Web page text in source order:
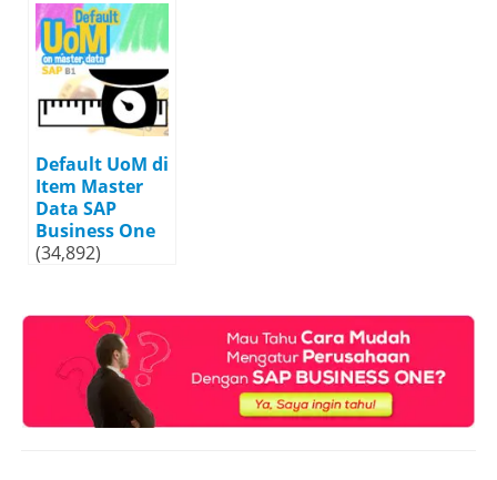
Default UoM di
Item Master
Data SAP
Business One
(34,892)